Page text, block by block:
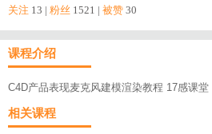
关注 13 | 粉丝 1521 | 被赞 30
课程介绍
C4D产品表现麦克风建模渲染教程 17感课堂
相关课程